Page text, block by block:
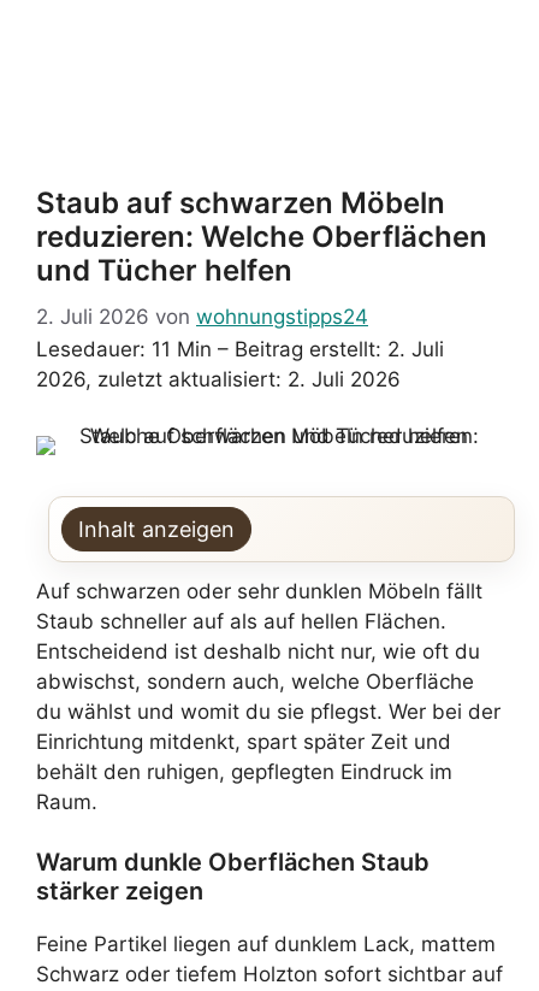
Staub auf schwarzen Möbeln
reduzieren: Welche Oberflächen
und Tücher helfen
2. Juli 2026 von wohnungstipps24
Lesedauer: 11 Min – Beitrag erstellt: 2. Juli
2026, zuletzt aktualisiert: 2. Juli 2026
Inhalt anzeigen
Auf schwarzen oder sehr dunklen Möbeln fällt
Staub schneller auf als auf hellen Flächen.
Entscheidend ist deshalb nicht nur, wie oft du
abwischst, sondern auch, welche Oberfläche
du wählst und womit du sie pflegst. Wer bei der
Einrichtung mitdenkt, spart später Zeit und
behält den ruhigen, gepflegten Eindruck im
Raum.
Warum dunkle Oberflächen Staub
stärker zeigen
Feine Partikel liegen auf dunklem Lack, mattem
Schwarz oder tiefem Holzton sofort sichtbar auf